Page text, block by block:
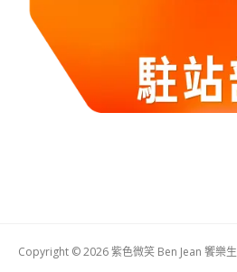
Copyright © 2026 紫色微笑 Ben Jean 饗樂